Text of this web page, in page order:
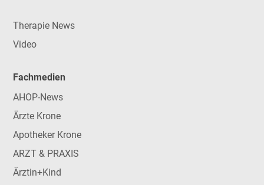
Therapie News
Video
Fachmedien
AHOP-News
Ärzte Krone
Apotheker Krone
ARZT & PRAXIS
Ärztin+Kind